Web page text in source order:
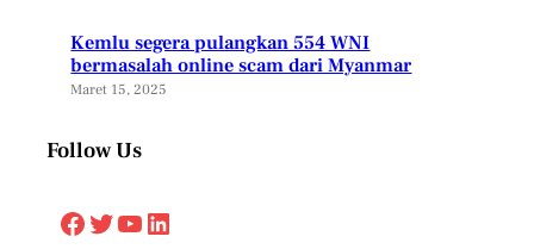
Kemlu segera pulangkan 554 WNI
bermasalah online scam dari Myanmar
Maret 15, 2025
Follow Us
Facebook Twitter YouTube LinkedIn